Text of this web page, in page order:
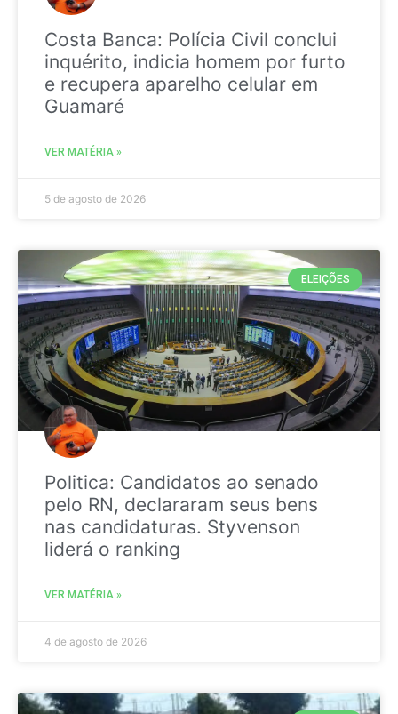
Costa Banca: Polícia Civil conclui
inquérito, indicia homem por furto
e recupera aparelho celular em
Guamaré
VER MATÉRIA »
5 de agosto de 2026
ELEIÇÕES
Politica: Candidatos ao senado
pelo RN, declararam seus bens
nas candidaturas. Styvenson
liderá o ranking
VER MATÉRIA »
4 de agosto de 2026